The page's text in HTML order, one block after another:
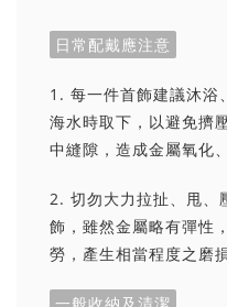
日常配戴應注意
1. 每一件首飾建議沐浴
海水時取下，以避免擠
中縫隙，造成金屬氧化
2. 切勿大力拉扯、甩、
飾，雖然金屬略有彈性
勞，產生相當程度之磨